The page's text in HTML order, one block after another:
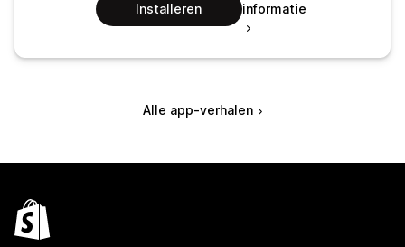
Installeren
informatie
Alle app-verhalen